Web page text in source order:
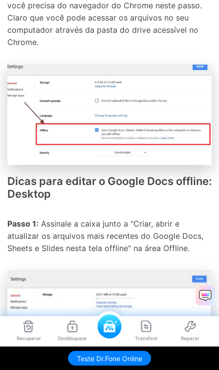
Recuperar Desbloquear Transferir Reparar
Teste Dr.Fone Online
você precisa do navegador do Chrome neste passo.
Claro que você pode acessar os arquivos no seu
computador através da pasta do drive acessível no
Chrome.
Dicas para editar o Google Docs offline:
Desktop
Passo 1: Assinale a caixa junto a "Criar, abrir e
atualizar os arquivos mais recentes do Google Docs,
Sheets e Slides nesta tela offline" na área Offline.